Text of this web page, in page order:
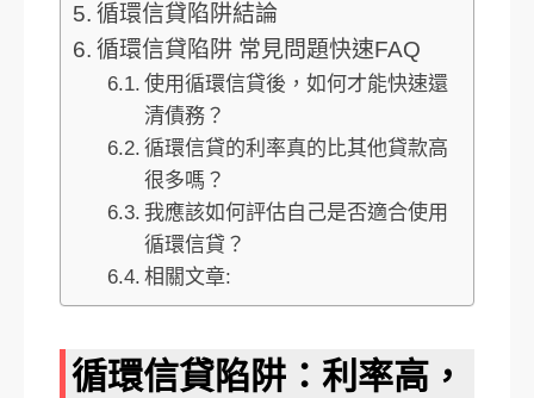
循環信貸陷阱結論
循環信貸陷阱 常見問題快速FAQ
使用循環信貸後，如何才能快速還
清債務？
循環信貸的利率真的比其他貸款高
很多嗎？
我應該如何評估自己是否適合使用
循環信貸？
相關文章:
循環信貸陷阱：利率高，